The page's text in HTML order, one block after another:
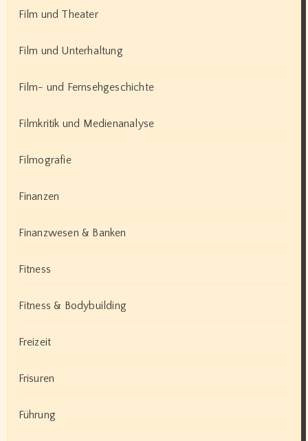
Film und Theater
Film und Unterhaltung
Film- und Fernsehgeschichte
Filmkritik und Medienanalyse
Filmografie
Finanzen
Finanzwesen & Banken
Fitness
Fitness & Bodybuilding
Freizeit
Frisuren
Führung